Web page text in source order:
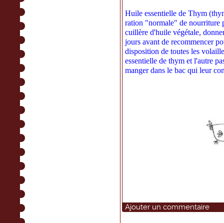
Huile essentielle de Thym
ration "normale" de nourriture
cuillère d'huile végétale,
jours avant de recommencer
disposition de toutes les
essentielle de thym et l'autre
manger dans le bac qui leur
Ajouter un commentaire